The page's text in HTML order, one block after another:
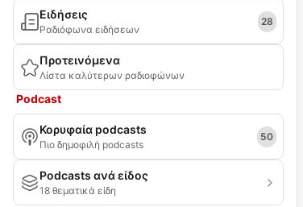
Ειδήσεις
Ραδιόφωνα ειδήσεων
28
Προτεινόμενα
Λίστα καλύτερων ραδιοφώνων
Podcast
Κορυφαία podcasts
Πιο δημοφιλή podcasts
50
Podcasts ανά είδος
18 θεματικά είδη